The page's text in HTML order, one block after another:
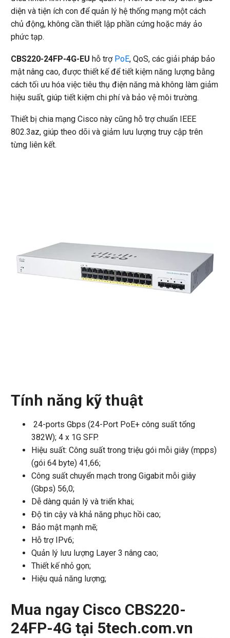
diện và tiện ích con để quản lý hệ thống mạng một cách
chủ động, không cần thiết lập phần cứng hoặc máy ảo
phức tạp.
CBS220-24FP-4G-EU hỗ trợ PoE, QoS, các giải pháp bảo
mật nâng cao, được thiết kế để tiết kiệm năng lượng bằng
cách tối ưu hóa việc tiêu thụ điện năng mà không làm giảm
hiệu suất, giúp tiết kiệm chi phí và bảo vệ môi trường.
Thiết bị chia mạng Cisco này cũng hỗ trợ chuẩn IEEE
802.3az, giúp theo dõi và giảm lưu lượng truy cập trên
từng liên kết.
Tính năng kỹ thuật
24-ports Gbps (24-Port PoE+ công suất tổng
382W); 4 x 1G SFP.
Hiệu suất: Công suất trong triệu gói mỗi giây (mpps)
(gói 64 byte) 41,66;
Công suất chuyển mạch trong Gigabit mỗi giây
(Gbps) 56,0;
Dễ dàng quản lý và triển khai;
Độ tin cậy và khả năng phục hồi cao;
Bảo mật mạnh mẽ;
Hỗ trợ IPv6;
Quản lý lưu lượng Layer 3 nâng cao;
Thiết kế nhỏ gọn;
Hiệu quả năng lượng;
Mua ngay Cisco CBS220-
24FP-4G tại 5tech.com.vn